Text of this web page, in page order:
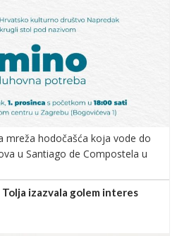
mreža hodočašća koja vode do
u Santiago de Compostela u
izazvala golem interes